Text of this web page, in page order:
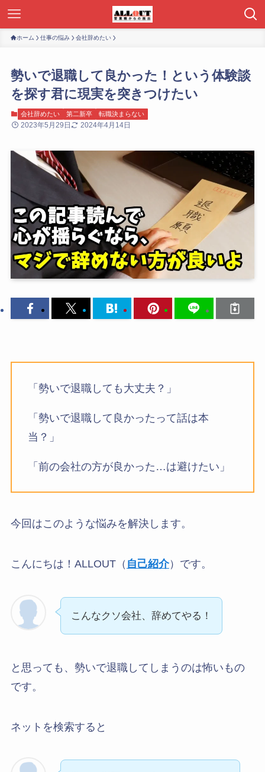
ホーム 仕事の悩み 会社辞めたい
勢いで退職して良かった！という体験談
を探す君に現実を突きつけたい
会社辞めたい 第二新卒 転職決まらない
2023年5月29日 2024年4月14日
「勢いで退職しても大丈夫？」
「勢いで退職して良かったって話は本
当？」
「前の会社の方が良かった…は避けたい」
今回はこのような悩みを解決します。
こんにちは！ALLOUT（ 自己紹介）です。
こんなクソ会社、辞めてやる！
と思っても、勢いで退職してしまうのは怖いもの
です。
ネットを検索すると